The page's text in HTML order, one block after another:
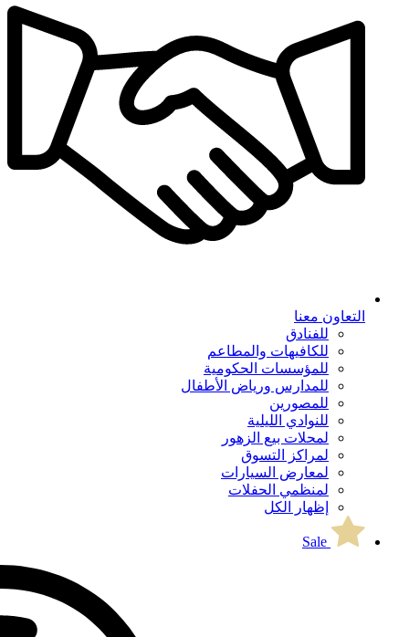
التعاون معنا
للفنادق
للكافيهات والمطاعم
للمؤسسات الحكومية
للمدارس ورياض الأطفال
للمصورين
للنوادي الليلية
لمحلات بيع الزهور
لمراكز التسوق
لمعارض السيارات
لمنظمي الحفلات
إظهار الكل